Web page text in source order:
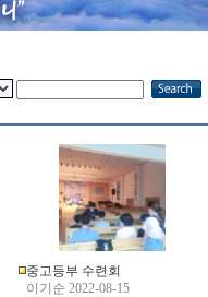
중고등부 수련회
이기순 2022-08-15